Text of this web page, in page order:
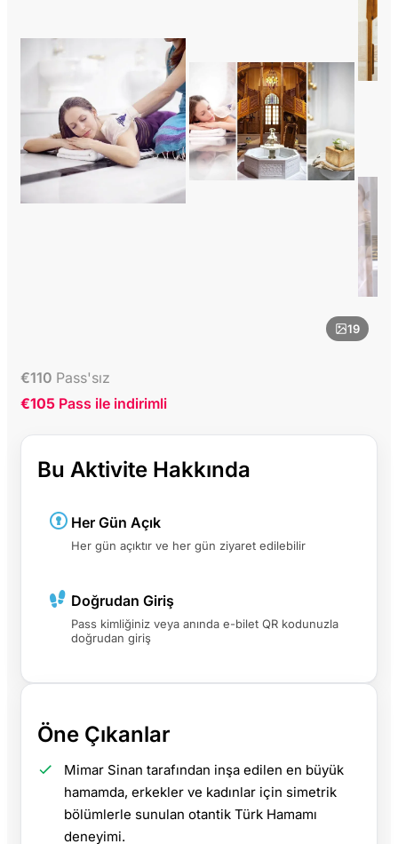
19
€110 Pass'sız
€105 Pass ile indirimli
Bu Aktivite Hakkında
Her Gün Açık
Her gün açıktır ve her gün ziyaret edilebilir
Doğrudan Giriş
Pass kimliğiniz veya anında e-bilet QR kodunuzla
doğrudan giriş
Öne Çıkanlar
Mimar Sinan tarafından inşa edilen en büyük
hamamda, erkekler ve kadınlar için simetrik
bölümlerle sunulan otantik Türk Hamamı
deneyimi.